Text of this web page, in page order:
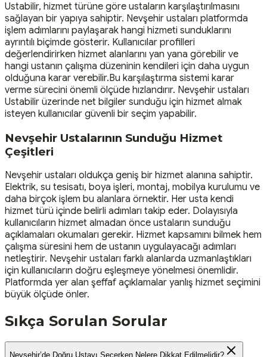
Ustabilir, hizmet türüne göre ustaların karşılaştırılmasını
sağlayan bir yapıya sahiptir. Nevşehir ustaları platformda
işlem adımlarını paylaşarak hangi hizmeti sunduklarını
ayrıntılı biçimde gösterir. Kullanıcılar profilleri
değerlendirirken hizmet alanlarını yan yana görebilir ve
hangi ustanın çalışma düzeninin kendileri için daha uygun
olduğuna karar verebilir.Bu karşılaştırma sistemi karar
verme sürecini önemli ölçüde hızlandırır. Nevşehir ustaları
Ustabilir üzerinde net bilgiler sunduğu için hizmet almak
isteyen kullanıcılar güvenli bir seçim yapabilir.
Nevşehir Ustalarının Sunduğu Hizmet
Çeşitleri
Nevşehir ustaları oldukça geniş bir hizmet alanına sahiptir.
Elektrik, su tesisatı, boya işleri, montaj, mobilya kurulumu ve
daha birçok işlem bu alanlara örnektir. Her usta kendi
hizmet türü içinde belirli adımları takip eder. Dolayısıyla
kullanıcıların hizmet almadan önce ustaların sunduğu
açıklamaları okumaları gerekir. Hizmet kapsamını bilmek hem
çalışma süresini hem de ustanın uygulayacağı adımları
netleştirir. Nevşehir ustaları farklı alanlarda uzmanlaştıkları
için kullanıcıların doğru eşleşmeye yönelmesi önemlidir.
Platformda yer alan şeffaf açıklamalar yanlış hizmet seçimini
büyük ölçüde önler.
Sıkça Sorulan Sorular
Nevşehir’de Doğru Ustayı Seçerken Nelere Dikkat Edilmelidir?